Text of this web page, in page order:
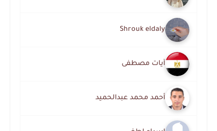
Shrouk eldaly
آيات مصطفى
أحمد محمد عبدالحميد